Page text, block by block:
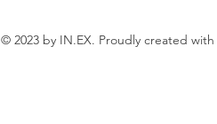
© 2023 by IN.EX. Proudly created with